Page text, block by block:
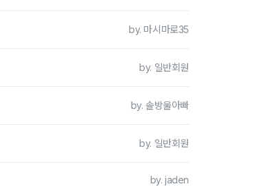
by. 마시마로35
by. 일반회원
by. 솔방울아빠
by. 일반회원
by. jaden